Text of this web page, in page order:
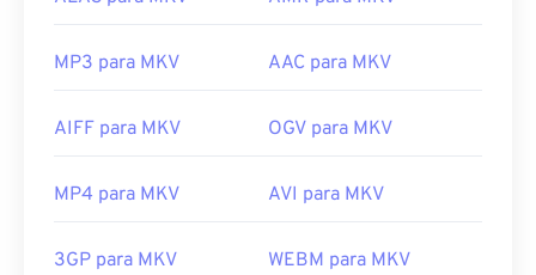
MP3 para MKV AAC para MKV
AIFF para MKV OGV para MKV
MP4 para MKV AVI para MKV
3GP para MKV WEBM para MKV